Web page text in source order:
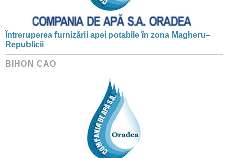
Întreruperea furnizării apei potabile în zona Magheru–
Republicii
BIHON CAO